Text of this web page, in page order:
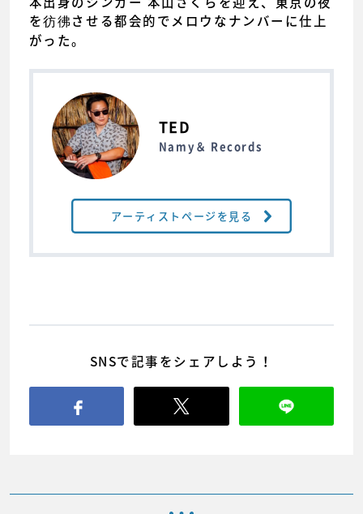
を彷彿させる都会的でメロウなナンバーに仕上
がった。
TED
Namy＆ Records
アーティストページを見る
SNSで記事をシェアしよう！